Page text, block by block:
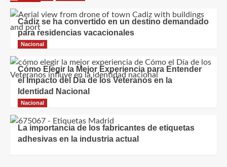
Cádiz se ha convertido en un destino demandado
para residencias vacacionales
Nacional
Cómo Elegir la Mejor Experiencia para Entender
el Impacto del Día de los Veteranos en la
Identidad Nacional
Nacional
La importancia de los fabricantes de etiquetas
adhesivas en la industria actual